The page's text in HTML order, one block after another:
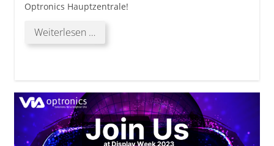
Optronics Hauptzentrale!
Weiterlesen …Gesundheitsförderung:
Gesundheitstag
VIA
Optronics
Hauptzentrale!